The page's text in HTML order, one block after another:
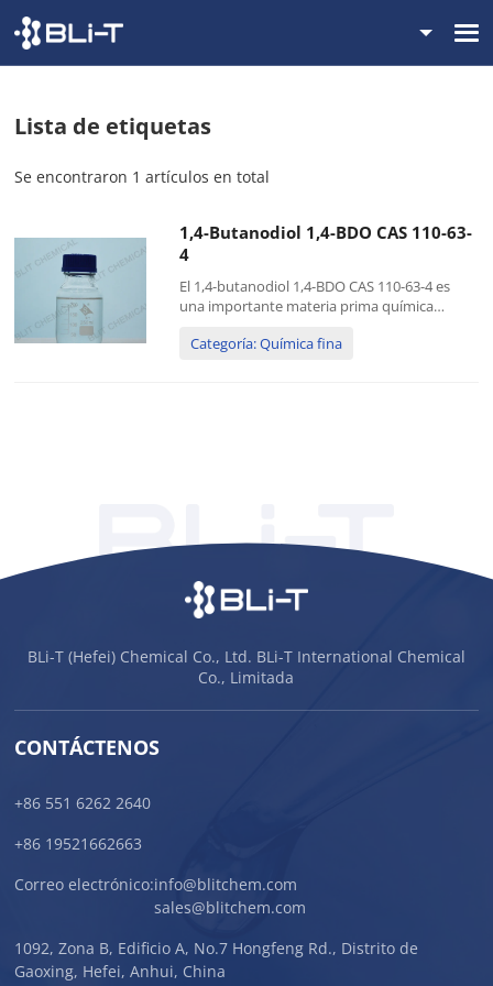
Lista de etiquetas
Se encontraron 1 artículos en total
1,4-Butanodiol 1,4-BDO CAS 110-63-
4
El 1,4-butanodiol 1,4-BDO CAS 110-63-4 es
una importante materia prima química
y sus derivados son productos químicos
Categoría: Química fina
BLi-T (Hefei) Chemical Co., Ltd. BLi-T International Chemical
Co., Limitada
CONTÁCTENOS
+86 551 6262 2640
+86 19521662663
Correo electrónico:info@blitchem.com
sales@blitchem.com
1092, Zona B, Edificio A, No.7 Hongfeng Rd., Distrito de
Gaoxing, Hefei, Anhui, China